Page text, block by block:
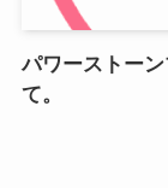
パワーストー
て。